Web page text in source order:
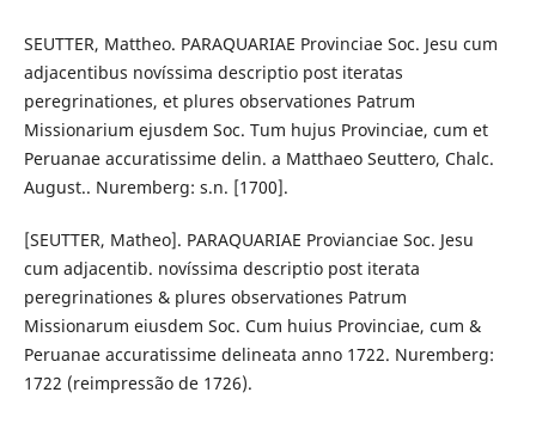
SEUTTER, Mattheo. PARAQUARIAE Provinciae Soc. Jesu cum
adjacentibus novíssima descriptio post iteratas
peregrinationes, et plures observationes Patrum
Missionarium ejusdem Soc. Tum hujus Provinciae, cum et
Peruanae accuratissime delin. a Matthaeo Seuttero, Chalc.
August.. Nuremberg: s.n. [1700].
[SEUTTER, Matheo]. PARAQUARIAE Provianciae Soc. Jesu
cum adjacentib. novíssima descriptio post iterata
peregrinationes & plures observationes Patrum
Missionarum eiusdem Soc. Cum huius Provinciae, cum &
Peruanae accuratissime delineata anno 1722. Nuremberg:
1722 (reimpressão de 1726).